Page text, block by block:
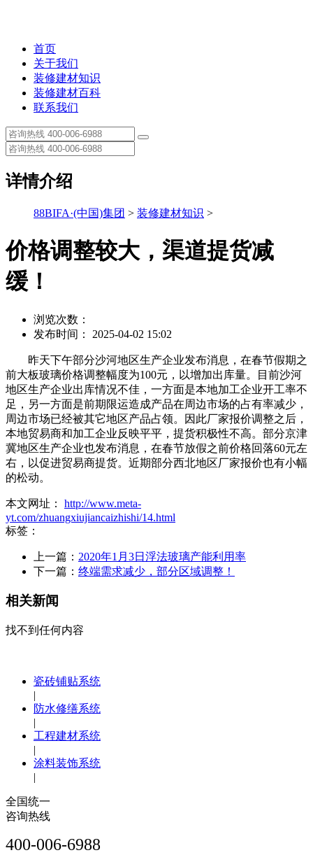
首页
关于我们
装修建材知识
装修建材百科
联系我们
详情介绍
88BIFA·(中国)集团 > 装修建材知识 >
价格调整较大，渠道提货减
缓！
浏览次数：
发布时间： 2025-04-02 15:02
昨天下午部分沙河地区生产企业发布消息，在春节假期之
前大板玻璃价格调整幅度为100元，以增加出库量。目前沙河
地区生产企业出库情况不佳，一方面是本地加工企业开工率不
足，另一方面是前期限运造成产品在周边市场的占有率减少，
周边市场已经被其它地区产品占领。因此厂家报价调整之后，
本地贸易商和加工企业反映平平，提货积极性不高。部分京津
冀地区生产企业也发布消息，在春节放假之前价格回落60元左
右，以促进贸易商提货。近期部分西北地区厂家报价也有小幅
的松动。
本文网址： http://www.meta-
yt.com/zhuangxiujiancaizhishi/14.html
标签：
上一篇： 2020年1月3日浮法玻璃产能利用率
下一篇： 终端需求减少，部分区域调整！
相关新闻
找不到任何内容
瓷砖铺贴系统
|
防水修缮系统
|
工程建材系统
|
涂料装饰系统
|
全国统一
咨询热线
400-006-6988